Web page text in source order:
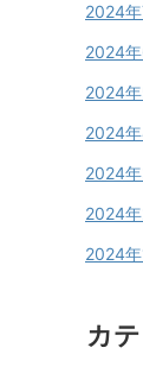
2024年
2024
2024
2024
2024
2024年
2024年
カ